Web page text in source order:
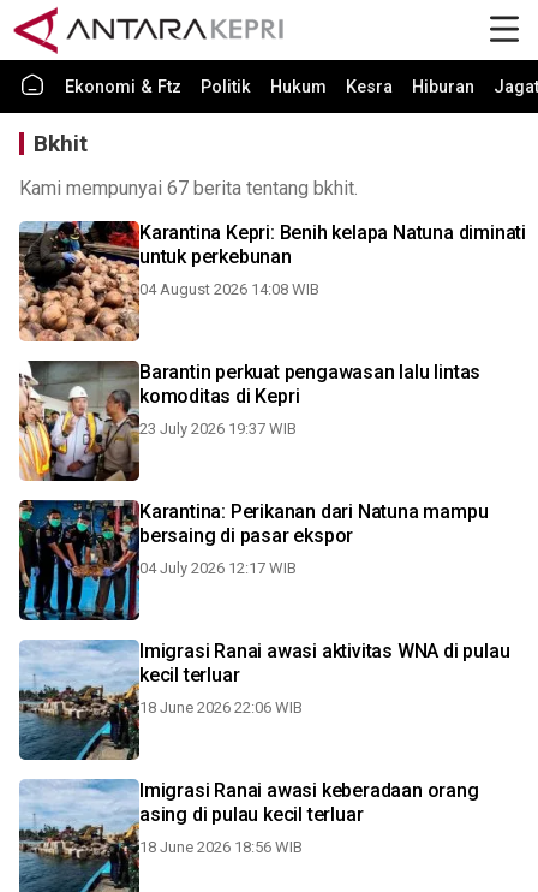
Ekonomi & Ftz Politik Hukum Kesra Hiburan Jagat
Bkhit
Kami mempunyai 67 berita tentang bkhit.
Karantina Kepri: Benih kelapa Natuna diminati
untuk perkebunan
04 August 2026 14:08 WIB
Barantin perkuat pengawasan lalu lintas
komoditas di Kepri
23 July 2026 19:37 WIB
Karantina: Perikanan dari Natuna mampu
bersaing di pasar ekspor
04 July 2026 12:17 WIB
Imigrasi Ranai awasi aktivitas WNA di pulau
kecil terluar
18 June 2026 22:06 WIB
Imigrasi Ranai awasi keberadaan orang
asing di pulau kecil terluar
18 June 2026 18:56 WIB